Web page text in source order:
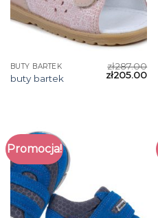
BUTY BARTEK
buty bartek
zł287.00
zł205.00
Promocja!